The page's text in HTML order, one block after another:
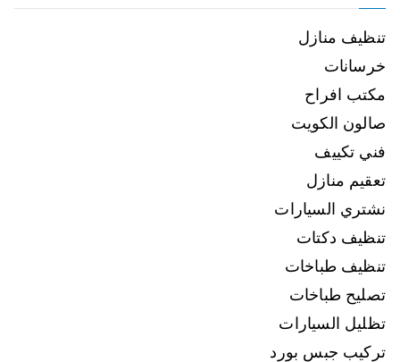
تنظيف منازل
خرسانات
مكتب افراح
صالون الكويت
فني تكييف
تعقيم منازل
نشتري السيارات
تنظيف دكتات
تنظيف طباخات
تصليح طباخات
تظليل السيارات
تركيب جبس بورد